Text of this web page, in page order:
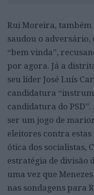
Rui Moreira,
saudou o adversário,
“bem vinda”,
por agora. Já a
seu líder José Luís
candidatura
candidatura do
ser um jogo de
eleitores contra
ótica dos socialistas,
estratégia de divisão
uma vez que
nas sondagens para